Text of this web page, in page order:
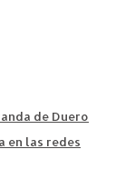
de Duero
en las redes